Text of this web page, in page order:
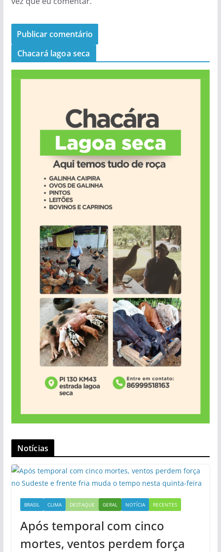
Chacará lagoa seca
Notícias
BRASIL CLIMA DESTAQUE GERAL NOTÍCIA RECENTES
Após temporal com cinco
mortes, ventos perdem força